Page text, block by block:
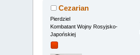
Cezarian
Pierdziel
Kombatant Wojny Rosyjsko-
Japońskiej